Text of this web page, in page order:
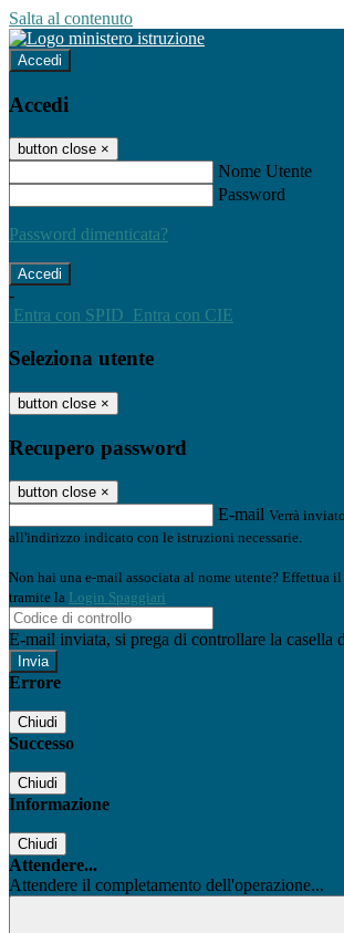
Salta al contenuto
Accedi
Accedi
button close ×
Nome Utente
Password
Password dimenticata?
-
Entra con SPID Entra con CIE
Seleziona utente
button close ×
Recupero password
button close ×
E-mail Verrà
all'indirizzo indicato con le istruzioni necessarie.
Non hai una e-mail associata al nome utente? Effettua il
tramite la Login Spaggiari
E-mail inviata, si prega di controllare la casella
Errore
Chiudi
Successo
Chiudi
Informazione
Chiudi
Attendere...
Attendere il completamento dell'operazione...